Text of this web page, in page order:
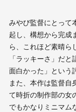
みやび監督にとって
起し、構想から完成
ら、これほど素晴ら
「ラッキーさ」だ
面白かった」という
また、本作は監督自
て時折の制作部の女
でもかなりミニマム